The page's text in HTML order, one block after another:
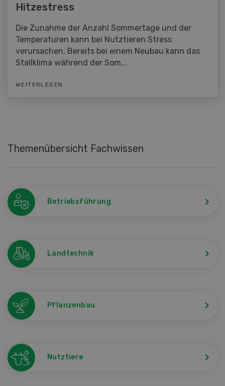
Hitzestress
Die Zunahme der Anzahl Sommertage und der
Temperaturen kann bei Nutztieren Stress
verursachen. Bereits bei einem Neubau kann das
Stallklima während der Som...
WEITERLESEN
Themenübersicht Fachwissen
Betriebsführung
Landtechnik
Pflanzenbau
Nutztiere